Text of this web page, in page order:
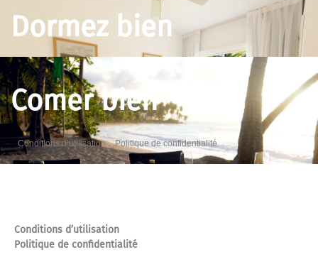
Dormez bien
Comer bien
Conditions d’utilisation Politique de confidentialité
Conditions d’utilisation
Politique de confidentialité